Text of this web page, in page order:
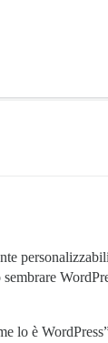
lo è